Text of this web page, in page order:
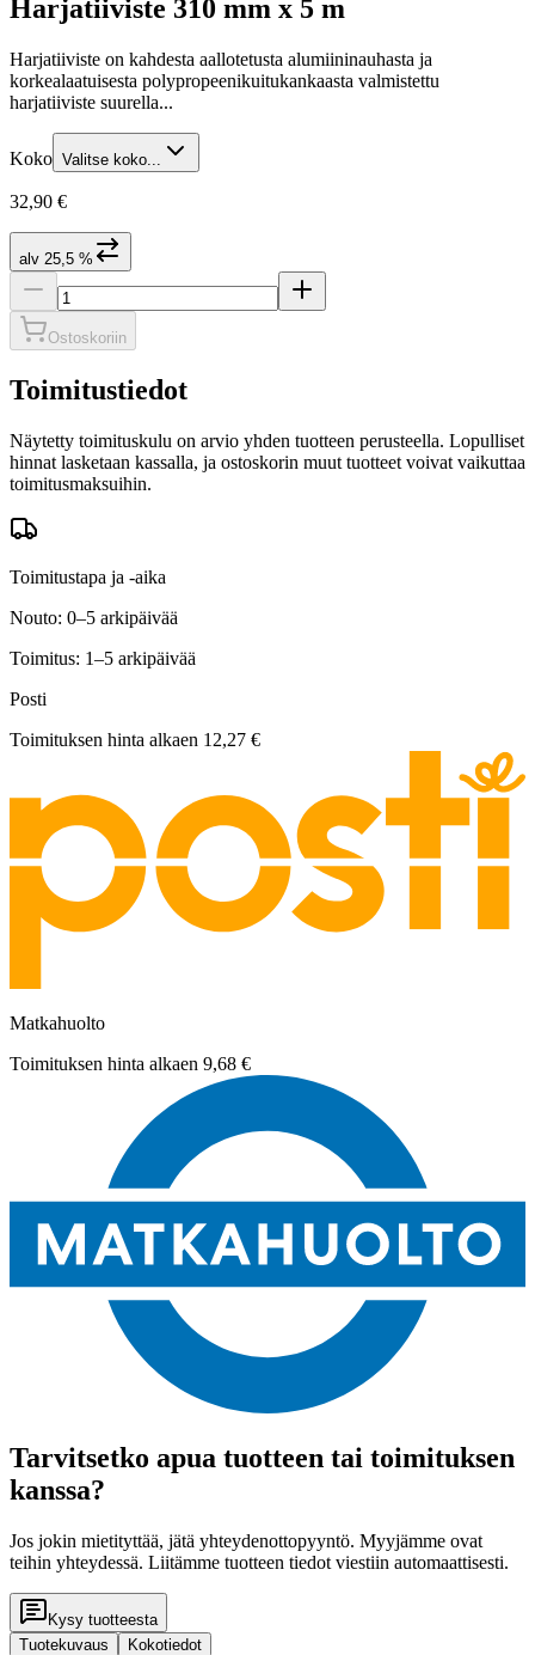
Harjatiiviste 310 mm x 5 m
Harjatiiviste on kahdesta aallotetusta alumiininauhasta ja
korkealaatuisesta polypropeenikuitukankaasta valmistettu
harjatiiviste suurella...
Koko Valitse koko...
32,90 €
alv 25,5 %
Ostoskoriin
Toimitustiedot
Näytetty toimituskulu on arvio yhden tuotteen perusteella. Lopulliset
hinnat lasketaan kassalla, ja ostoskorin muut tuotteet voivat vaikuttaa
toimitusmaksuihin.
Toimitustapa ja -aika
Nouto: 0–5 arkipäivää
Toimitus: 1–5 arkipäivää
Posti
Toimituksen hinta alkaen 12,27 €
Matkahuolto
Toimituksen hinta alkaen 9,68 €
Tarvitsetko apua tuotteen tai toimituksen
kanssa?
Jos jokin mietityttää, jätä yhteydenottopyyntö. Myyjämme ovat
teihin yhteydessä. Liitämme tuotteen tiedot viestiin automaattisesti.
Kysy tuotteesta
Tuotekuvaus
Kokotiedot